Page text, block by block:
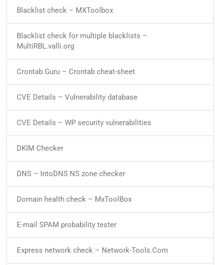
Blacklist check – MXToolbox
Blacklist check for multiple blacklists –
MultiRBL.valli.org
Crontab.Guru – Crontab cheat-sheet
CVE Details – Vulnerability database
CVE Details – WP security vulnerabilities
DKIM Checker
DNS – IntoDNS NS zone checker
Domain health check – MxToolBox
E-mail SPAM probability tester
Express network check – Network-Tools.Com